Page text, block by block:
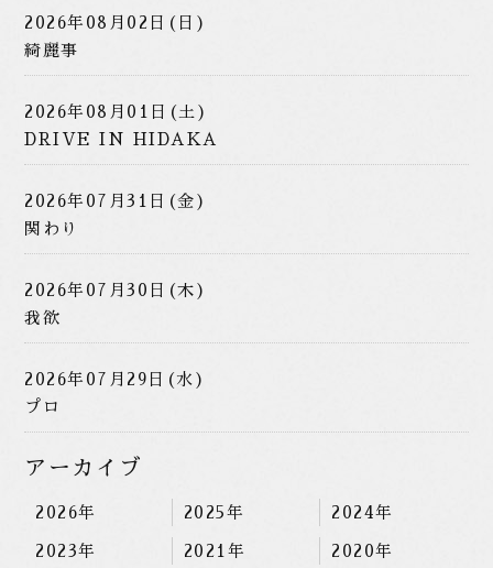
2026年08月02日(日)
綺麗事
2026年08月01日(土)
DRIVE IN HIDAKA
2026年07月31日(金)
関わり
2026年07月30日(木)
我欲
2026年07月29日(水)
プロ
アーカイブ
2026年 2025年 2024年
2023年 2021年 2020年